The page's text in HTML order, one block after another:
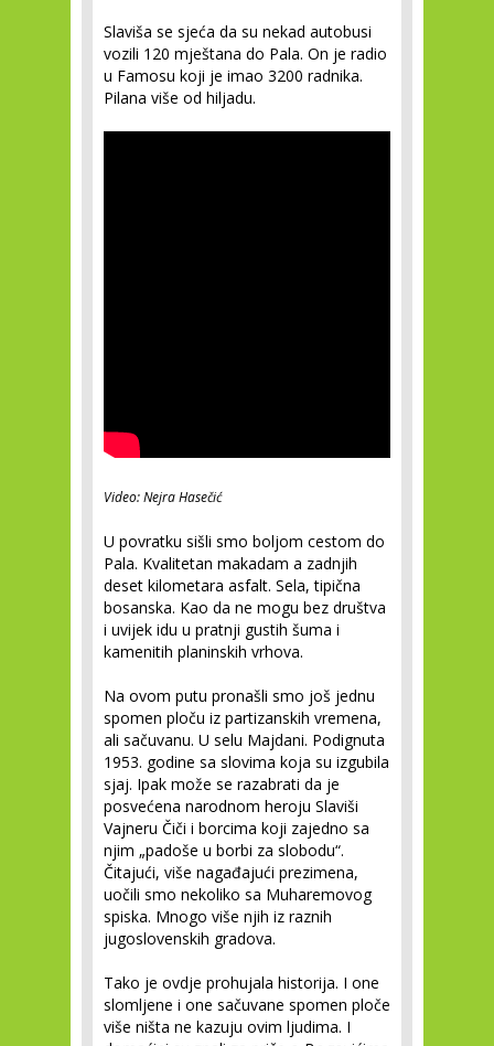
Slaviša se sjeća da su nekad autobusi
vozili 120 mještana do Pala. On je radio
u Famosu koji je imao 3200 radnika.
Pilana više od hiljadu.
Video: Nejra Hasečić
U povratku sišli smo boljom cestom do
Pala. Kvalitetan makadam a zadnjih
deset kilometara asfalt. Sela, tipična
bosanska. Kao da ne mogu bez društva
i uvijek idu u pratnji gustih šuma i
kamenitih planinskih vrhova.
Na ovom putu pronašli smo još jednu
spomen ploču iz partizanskih vremena,
ali sačuvanu. U selu Majdani. Podignuta
1953. godine sa slovima koja su izgubila
sjaj. Ipak može se razabrati da je
posvećena narodnom heroju Slaviši
Vajneru Čiči i borcima koji zajedno sa
njim „padoše u borbi za slobodu“.
Čitajući, više nagađajući prezimena,
uočili smo nekoliko sa Muharemovog
spiska. Mnogo više njih iz raznih
jugoslovenskih gradova.
Tako je ovdje prohujala historija. I one
slomljene i one sačuvane spomen ploče
više ništa ne kazuju ovim ljudima. I